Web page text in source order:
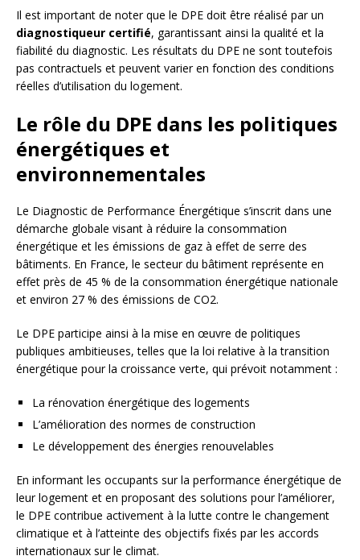
Il est important de noter que le DPE doit être réalisé par un
diagnostiqueur certifié, garantissant ainsi la qualité et la
fiabilité du diagnostic. Les résultats du DPE ne sont toutefois
pas contractuels et peuvent varier en fonction des conditions
réelles d’utilisation du logement.
Le rôle du DPE dans les politiques
énergétiques et
environnementales
Le Diagnostic de Performance Énergétique s’inscrit dans une
démarche globale visant à réduire la consommation
énergétique et les émissions de gaz à effet de serre des
bâtiments. En France, le secteur du bâtiment représente en
effet près de 45 % de la consommation énergétique nationale
et environ 27 % des émissions de CO2.
Le DPE participe ainsi à la mise en œuvre de politiques
publiques ambitieuses, telles que la loi relative à la transition
énergétique pour la croissance verte, qui prévoit notamment :
La rénovation énergétique des logements
L’amélioration des normes de construction
Le développement des énergies renouvelables
En informant les occupants sur la performance énergétique de
leur logement et en proposant des solutions pour l’améliorer,
le DPE contribue activement à la lutte contre le changement
climatique et à l’atteinte des objectifs fixés par les accords
internationaux sur le climat.